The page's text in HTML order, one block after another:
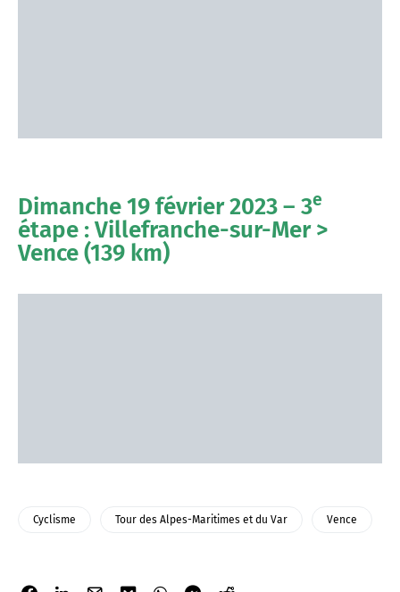
Dimanche 19 février 2023 – 3e
étape : Villefranche-sur-Mer >
Vence (139 km)
Cyclisme Tour des Alpes-Maritimes et du Var Vence